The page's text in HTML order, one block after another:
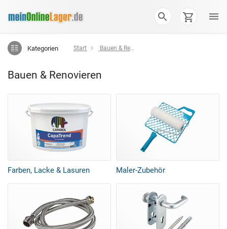
Kategorien Start Bauen & Renovieren
Bauen & Renovieren
Farben, Lacke & Lasuren Maler-Zubehör